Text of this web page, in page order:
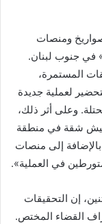
ومنصات
في جنوب لبنان.
المستمرة،
لعملية جديدة
وعلى أثر ذلك،
شقة في منطقة
إلى منصات
في العملية».
إن التحقيقات
القضاء المختص.